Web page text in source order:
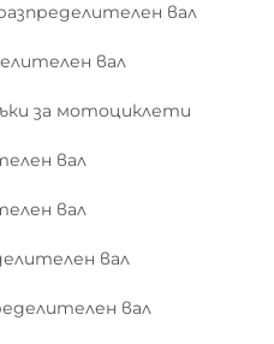
вал
вал
за мотоциклети
вал
вал
вал
вал